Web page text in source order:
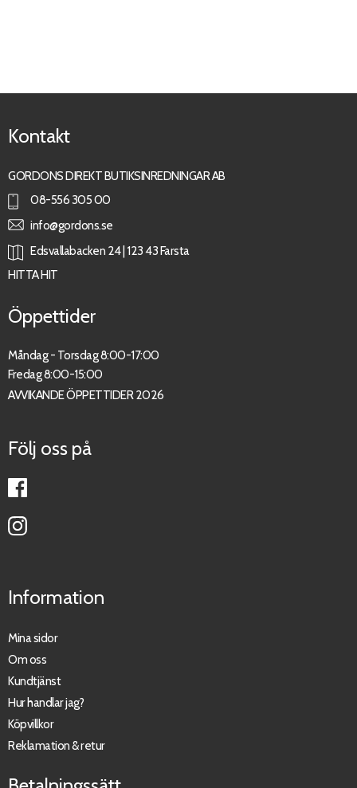
Kontakt
GORDONS DIREKT BUTIKSINREDNINGAR AB
08-556 305 00
info@gordons.se
Edsvallabacken 24 | 123 43 Farsta
HITTA HIT
Öppettider
Måndag - Torsdag 8:00-17:00
Fredag 8:00-15:00
AVVIKANDE ÖPPETTIDER 2026
Följ oss på
Information
Mina sidor
Om oss
Kundtjänst
Hur handlar jag?
Köpvillkor
Reklamation & retur